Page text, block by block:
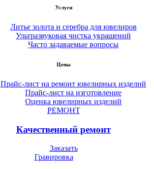
Услуги
Литье золота и серебра для ювелиров
Ультразвуковая чистка украшений
Часто задаваемые вопросы
Цены
Прайс-лист на ремонт ювелирных изделий
Прайс-лист на изготовление
Оценка ювелирных изделий
РЕМОНТ
Качественный ремонт
Заказать
Гравировка